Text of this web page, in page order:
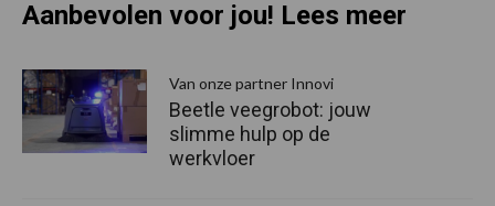
Aanbevolen voor jou! Lees meer
Van onze partner Innovi
Beetle veegrobot: jouw
slimme hulp op de
werkvloer